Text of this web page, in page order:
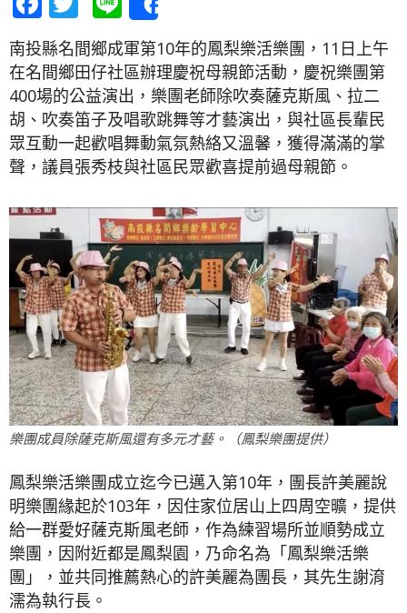
南投縣名間鄉成軍第10年的鳳梨樂活樂團，11日上午
在名間鄉田仔社區辦理慶祝母親節活動，慶祝樂團第
400場的公益演出，樂團老師除吹奏薩克斯風、拉二
胡、吹奏笛子及唱歌跳舞等才藝演出，與社區長輩民
眾互動一起歡唱舞動氣氛熱絡又溫馨，獲得滿滿的掌
聲，議員張秀枝與社區民眾歡喜提前過母親節。
樂團成員除薩克斯風還有多元才藝。（鳳梨樂團提供）
鳳梨樂活樂團成立迄今已邁入第10年，團長許美麗說
明樂團緣起於103年，因住家位居山上四周空曠，提供
給一群愛好薩克斯風老師，作為練習場所並順勢成立
樂團，因附近都是鳳梨園，乃命名為「鳳梨樂活樂
團」，並共同推薦熱心的許美麗為團長，其先生謝淯
濡為執行長。